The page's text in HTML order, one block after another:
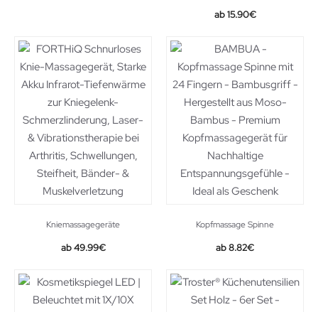
15.90€
Kniemassagegeräte
49.99€
Kopfmassage Spinne
Original
was:
8.82€Current